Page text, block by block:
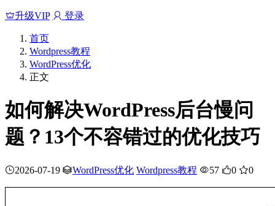
升级VIP 登录
首页
Wordpress教程
WordPress优化
正文
如何解决WordPress后台慢问
题？13个不容错过的优化技巧
2026-07-19 WordPress优化 Wordpress教程 57 0 0